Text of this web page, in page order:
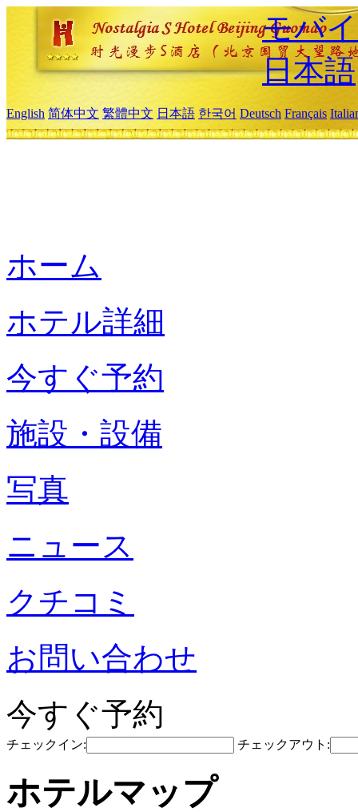
モバ
日本語
English 简体中文 繁體中文 日本語 한국어 Deutsch Français
ホーム
ホテル詳細
今すぐ予約
施設・設備
写真
ニュース
クチコミ
お問い合わせ
今すぐ予約
チェックイン: チェックアウト:
ホテルマップ